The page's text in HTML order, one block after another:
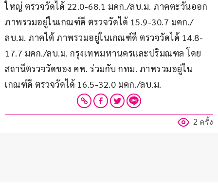
ใหญ่ ตรวจวัดได้ 22.0-68.1 มคก./ลบ.ม. ภาคตะวันออก
ภาพรวมอยู่ในเกณฑ์ดี ตรวจวัดได้ 15.9-30.7 มคก./
ลบ.ม. ภาคใต้ ภาพรวมอยู่ในเกณฑ์ดี ตรวจวัดได้ 14.8-
17.7 มคก./ลบ.ม. กรุงเทพมหานครและปริมณฑล โดย
สถานีตรวจวัดของ คพ. ร่วมกับ กทม. ภาพรวมอยู่ใน
เกณฑ์ดี ตรวจวัดได้ 16.5-32.0 มคก./ลบ.ม.
2 ครั้ง